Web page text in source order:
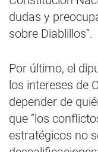
dudas y
sobre Diablillos”.
Por último, el
los intereses de
depender de
que “los
estratégicos no